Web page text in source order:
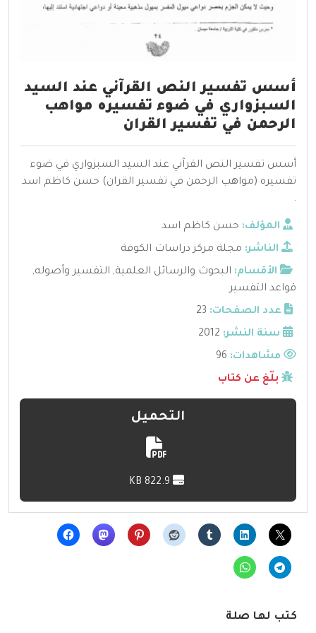
أسس تفسير النص القرآني عند السيد
السبزواري في ضوء تفسيره مواهب
الرحمن في تفسير القران
أسس تفسير النص القرآني عند السيد السبزواري في ضوء
تفسيره (مواهب الرحمن في تفسير القران) حسن كاظم اسد
.
المؤلف: حسن كاظم اسد
الناشر: مجلة مركز دراسات الكوفة
الأقسام: البحوث والرسائل العلمية, التفسير وأصوله,
قواعد التفسير
عدد الصفحات: 23
سنة النشر: 2012
مشاهدات:
بلّغ عن كتاب
التحميل
كتب لها صلة